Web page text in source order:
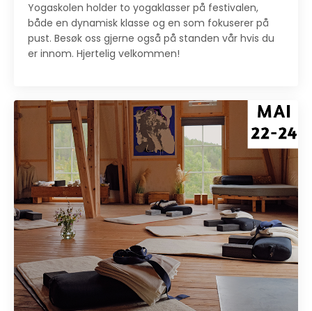
Yogaskolen holder to yogaklasser på festivalen,
både en dynamisk klasse og en som fokuserer på
pust. Besøk oss gjerne også på standen vår hvis du
er innom. Hjertelig velkommen!